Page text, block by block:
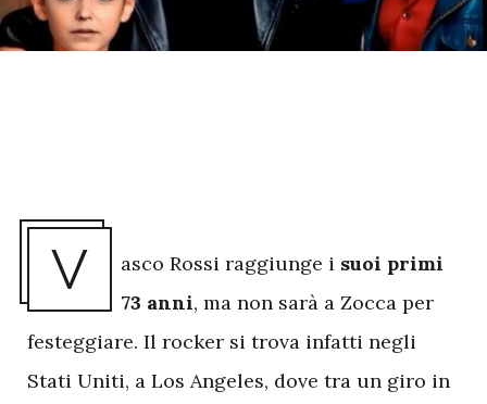
V asco Rossi raggiunge i suoi primi
73 anni, ma non sarà a Zocca per
festeggiare. Il rocker si trova infatti negli
Stati Uniti, a Los Angeles, dove tra un giro in